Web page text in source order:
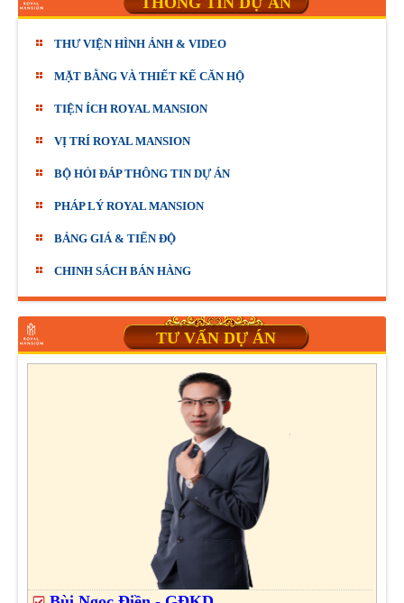
THƯ VIỆN HÌNH ẢNH & VIDEO
MẶT BẰNG VÀ THIẾT KẾ CĂN HỘ
TIỆN ÍCH ROYAL MANSION
VỊ TRÍ ROYAL MANSION
BỘ HỎI ĐÁP THÔNG TIN DỰ ÁN
PHÁP LÝ ROYAL MANSION
BẢNG GIÁ & TIẾN ĐỘ
CHINH SÁCH BÁN HÀNG
TƯ VẤN DỰ ÁN